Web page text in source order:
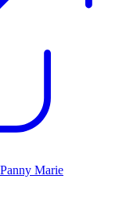
Marie